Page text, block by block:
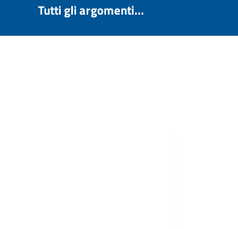
Tutti gli argomenti...